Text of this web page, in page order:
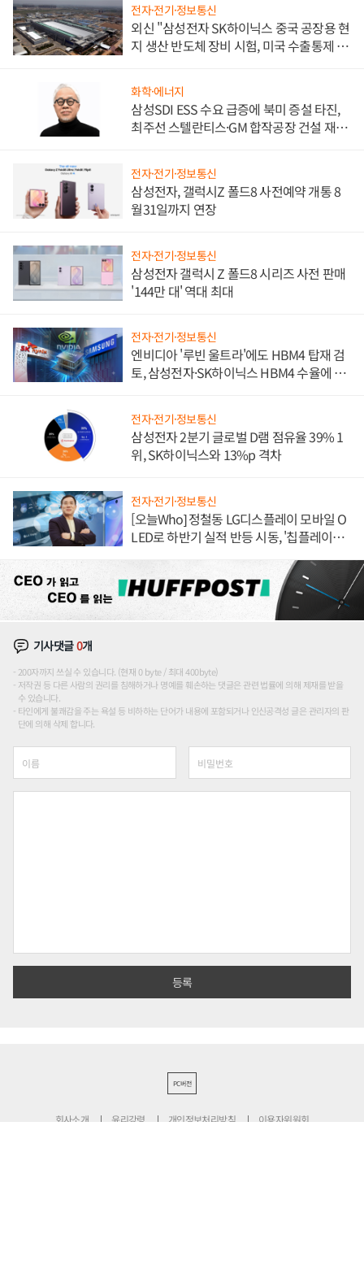
전자·전기·정보통신
외신 "삼성전자 SK하이닉스 중국 공장용 현
지 생산 반도체 장비 시험, 미국 수출통제 대
화학·에너지
삼성SDI ESS 수요 급증에 북미 증설 타진,
최주선 스텔란티스·GM 합작공장 건설 재추
전자·전기·정보통신
삼성전자, 갤럭시Z 폴드8 사전예약 개통 8
월31일까지 연장
전자·전기·정보통신
삼성전자 갤럭시 Z 폴드8 시리즈 사전 판매
'144만 대' 역대 최대
전자·전기·정보통신
엔비디아 '루빈 울트라'에도 HBM4 탑재 검
토, 삼성전자·SK하이닉스 HBM4 수율에 주
전자·전기·정보통신
삼성전자 2분기 글로벌 D램 점유율 39% 1
위, SK하이닉스와 13%p 격차
전자·전기·정보통신
[오늘Who] 정철동 LG디스플레이 모바일 O
LED로 하반기 실적 반등 시동, '칩플레이
기사댓글0개
200자까지 쓰실 수 있습니다. (현재 0 byte / 최대 400byte)
저작권 등 다른 사람의 권리를 침해하거나 명예를 훼손하는 댓글은 관련 법률에 의해 제재를 받을
수 있습니다.
타인에게 불쾌감을 주는 욕설 등 비하하는 단어가 내용에 포함되거나 인신공격성 글은 관리자의 판
단에 의해 삭제 합니다.
PC버전
회사소개 윤리강령 개인정보처리방침 이용자위원회